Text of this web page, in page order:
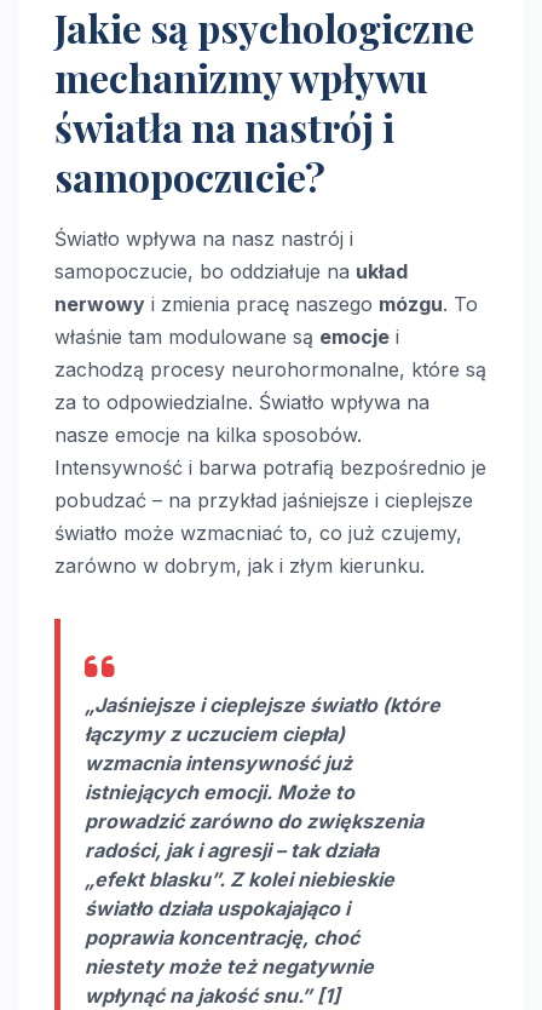
Jakie są psychologiczne
mechanizmy wpływu
światła na nastrój i
samopoczucie?
Światło wpływa na nasz nastrój i
samopoczucie, bo oddziałuje na układ
nerwowy i zmienia pracę naszego mózgu. To
właśnie tam modulowane są emocje i
zachodzą procesy neurohormonalne, które są
za to odpowiedzialne. Światło wpływa na
nasze emocje na kilka sposobów.
Intensywność i barwa potrafią bezpośrednio je
pobudzać – na przykład jaśniejsze i cieplejsze
światło może wzmacniać to, co już czujemy,
zarówno w dobrym, jak i złym kierunku.
„Jaśniejsze i cieplejsze światło (które
łączymy z uczuciem ciepła)
wzmacnia intensywność już
istniejących emocji. Może to
prowadzić zarówno do zwiększenia
radości, jak i agresji – tak działa
„efekt blasku”. Z kolei niebieskie
światło działa uspokajająco i
poprawia koncentrację, choć
niestety może też negatywnie
wpłynąć na jakość snu.” [1]